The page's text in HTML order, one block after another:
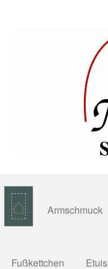
⌂ Armschmuck
Fußkettchen Etuis